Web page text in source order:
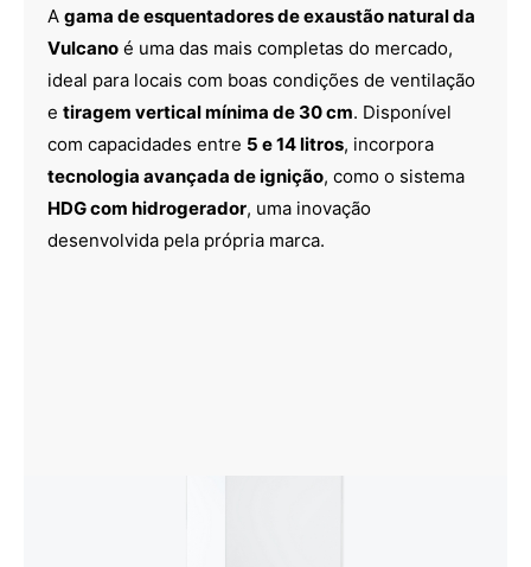
A gama de esquentadores de exaustão natural da
Vulcano é uma das mais completas do mercado,
ideal para locais com boas condições de ventilação
e tiragem vertical mínima de 30 cm. Disponível
com capacidades entre 5 e 14 litros, incorpora
tecnologia avançada de ignição, como o sistema
HDG com hidrogerador, uma inovação
desenvolvida pela própria marca.